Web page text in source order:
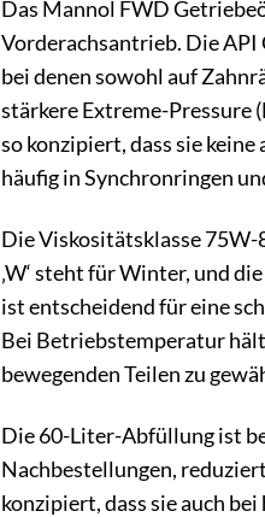
Das Mannol FWD
Vorderachsantrieb. Die
bei denen sowohl auf
stärkere Extreme-Pressure
so konzipiert, dass sie
häufig in Synchronringen
Die Viskositätsklasse
‚W‘ steht für Winter, und
ist entscheidend für eine
Bei Betriebstemperatur
bewegenden Teilen zu
Die 60-Liter-Abfüllung ist
Nachbestellungen,
konzipiert, dass sie auch